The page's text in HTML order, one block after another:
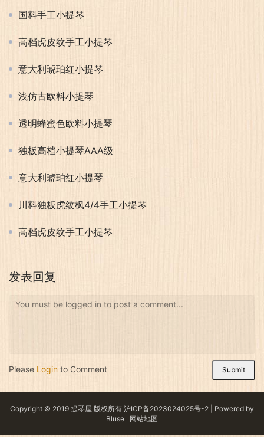
国料手工小提琴
高档虎皮纹手工小提琴
意大利琥珀红小提琴
浅仿古欧料小提琴
透明蜂蜜色欧料小提琴
独板高档小提琴AAA级
意大利琥珀红小提琴
川料独板虎纹枫4/4手工小提琴
高档虎皮纹手工小提琴
发表回复
You must be logged in to post a comment...
Please Login to Comment Submit
Copyright © 2019 提琴屋 版权所有 沪ICP备2023024025号-2 | Powered by
Bluse 网站地图